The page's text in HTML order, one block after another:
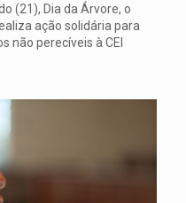
(21), Dia da Árvore, o
ação solidária para
não perecíveis à CEI